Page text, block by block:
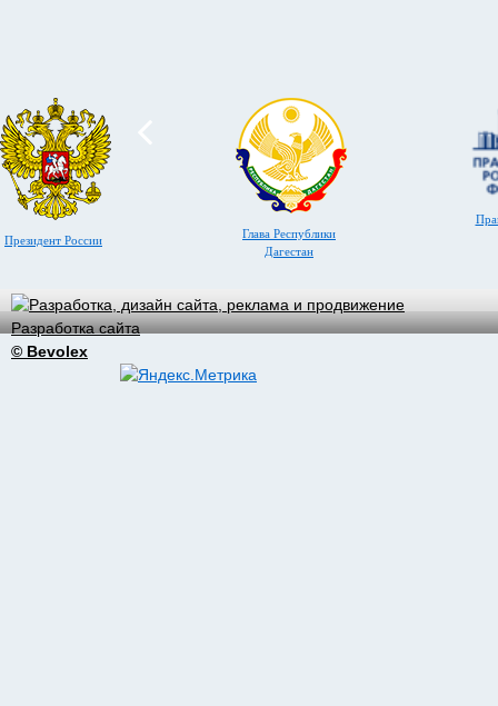
Президент России
Глава Республики
Дагестан
Разработка сайта
© Bevolex